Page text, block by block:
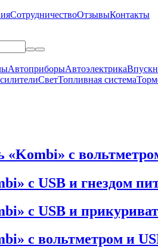
СотрудничествоОтзывыКонтакты
АвтоприборыАвтоэлектрика
СветТопливная система
«Kombi» с
с USB и гнездом
с USB и
с вольтметром и